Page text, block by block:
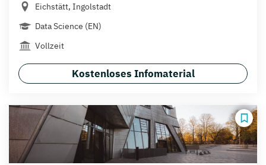
Eichstätt, Ingolstadt
Data Science (EN)
Vollzeit
Kostenloses Infomaterial